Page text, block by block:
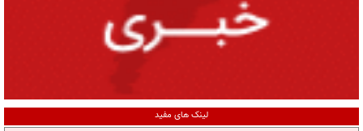
لینک های مفید